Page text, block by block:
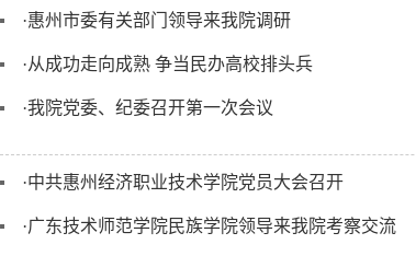
·惠州市委有关部门领导来我院调研
·从成功走向成熟 争当民办高校排头兵
·我院党委、纪委召开第一次会议
·中共惠州经济职业技术学院党员大会召开
·广东技术师范学院民族学院领导来我院考察交流